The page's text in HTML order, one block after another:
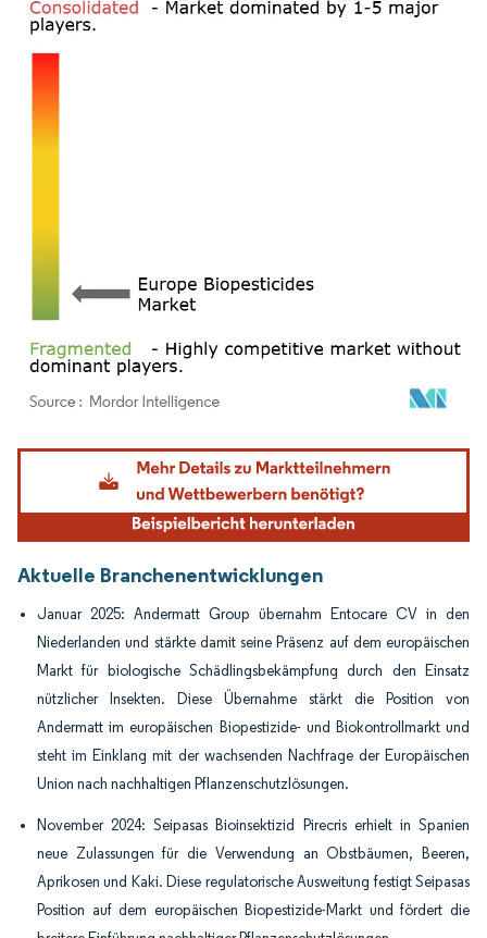
Bild © Mordor Intelligence. Wiederverwendung erfordert Namensnennung gemäß
Aktuelle Branchenentwicklungen
Januar 2025: Andermatt Group übernahm Entocare CV in den
Niederlanden und stärkte damit seine Präsenz auf dem europäischen
Markt für biologische Schädlingsbekämpfung durch den Einsatz
nützlicher Insekten. Diese Übernahme stärkt die Position von
Andermatt im europäischen Biopestizide- und Biokontrollmarkt und
steht im Einklang mit der wachsenden Nachfrage der Europäischen
Union nach nachhaltigen Pflanzenschutzlösungen.
November 2024: Seipasas Bioinsektizid Pirecris erhielt in Spanien
neue Zulassungen für die Verwendung an Obstbäumen, Beeren,
Aprikosen und Kaki. Diese regulatorische Ausweitung festigt Seipasas
Position auf dem europäischen Biopestizide-Markt und fördert die